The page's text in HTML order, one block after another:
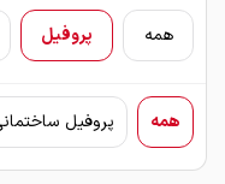
همه پروفیل
همه پروفیل ساختمانی